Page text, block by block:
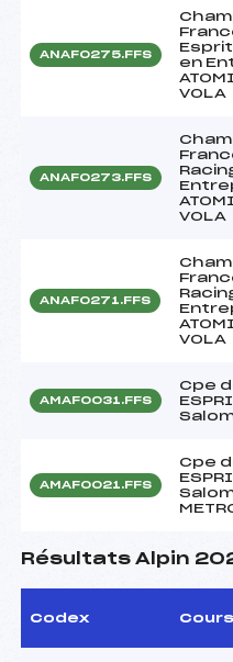
ANAF0275.FFS
Esprit
en
VOLA
ANAF0273.FFS
VOLA
ANAF0271.FFS
VOLA
AMAF0031.FFS
Cpe
AMAF0021.FFS
Cpe
Résultats Alpin
Codex